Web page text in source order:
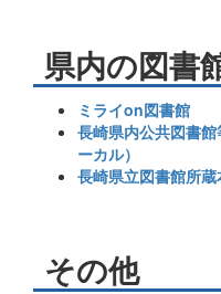
県内の図書
ミライon図書館
長崎県内公共図書
ーカル）
長崎県立図書館所蔵
その他